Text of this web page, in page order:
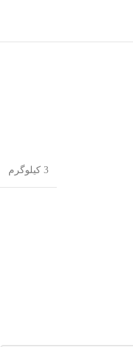
3 کیلوگرم